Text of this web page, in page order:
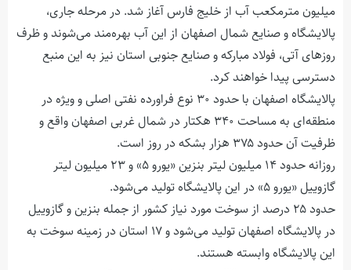
میلیون مترمکعب آب از خلیج فارس آغاز شد. در مرحله جاری،
پالایشگاه و صنایع شمال اصفهان از این آب بهره‌مند می‌شوند و ظرف
روزهای آتی، فولاد مبارکه و صنایع جنوبی استان نیز به این منبع
دسترسی پیدا خواهند کرد.
پالایشگاه اصفهان با حدود ۳۰ نوع فراورده نفتی اصلی و ویژه در
منطقه‌ای به مساحت ۳۴۰ هکتار در شمال غربی اصفهان واقع و
ظرفیت آن حدود ۳۷۵ هزار بشکه در روز است.
روزانه حدود ۱۴ میلیون لیتر بنزین «یورو ۵» و ۲۳ میلیون لیتر
گازوییل «یورو ۵» در این پالایشگاه تولید می‌شود.
حدود ۲۵ درصد از سوخت مورد نیاز کشور از جمله بنزین و گازوییل
در پالایشگاه اصفهان تولید می‌شود و ۱۷ استان در زمینه سوخت به
این پالایشگاه وابسته هستند.